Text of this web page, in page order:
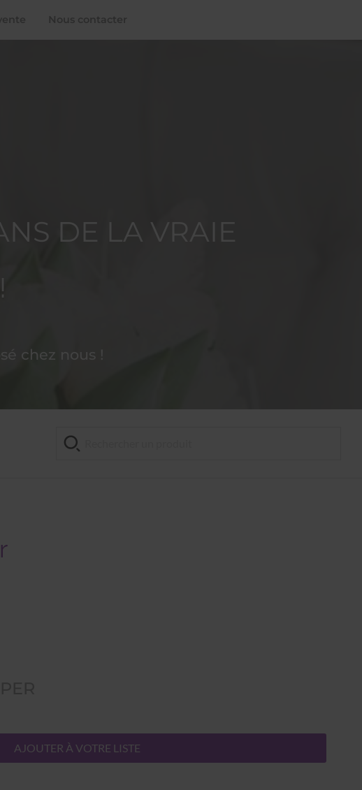
DE LA VRAIE
chez nous !
AJOUTER À VOTRE LISTE